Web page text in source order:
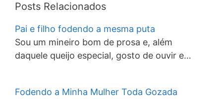
Posts Relacionados
Pai e filho fodendo a mesma puta
Sou um mineiro bom de prosa e, além
daquele queijo especial, gosto de ouvir e…
Fodendo a Minha Mulher Toda Gozada